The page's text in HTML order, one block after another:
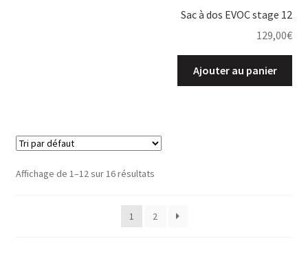
Sac à dos EVOC stage 12
129,00€
Ajouter au panier
Affichage de 1–12 sur 16 résultats
1 2